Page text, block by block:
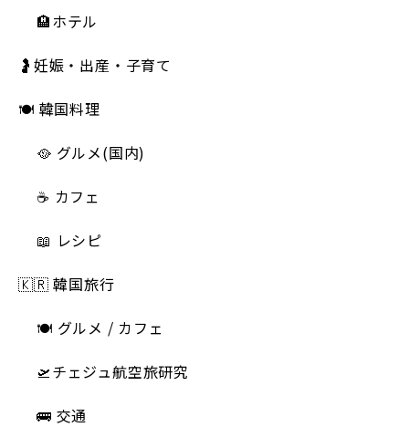
🏨ホテル
🤰妊娠・出産・子育て
🍽 韓国料理
🥘 グルメ(国内)
☕️ カフェ
📖 レシピ
🇰🇷 韓国旅行
🍽 グルメ / カフェ
🛫チェジュ航空旅研究
🚌 交通